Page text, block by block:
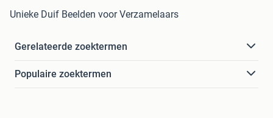
Unieke Duif Beelden voor Verzamelaars
Gerelateerde zoektermen
Populaire zoektermen